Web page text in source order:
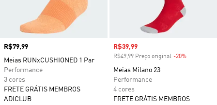
Preço
R$79,99
Meias RUNxCUSHIONED 1 Par
Performance
3 cores
FRETE GRÁTIS MEMBROS
ADICLUB
Preço com desconto
R$39,99
R$49,99 Preço original -20%
Meias Milano 23
Performance
4 cores
FRETE GRÁTIS MEMBROS